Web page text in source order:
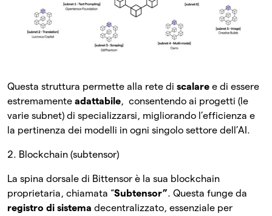
Questa struttura permette alla rete di scalare e di essere
estremamente adattabile, consentendo ai progetti (le
varie subnet) di specializzarsi, migliorando l’efficienza e
la pertinenza dei modelli in ogni singolo settore dell’AI.
2. Blockchain (subtensor)
La spina dorsale di Bittensor è la sua blockchain
proprietaria, chiamata “Subtensor”. Questa funge da
registro di sistema decentralizzato, essenziale per